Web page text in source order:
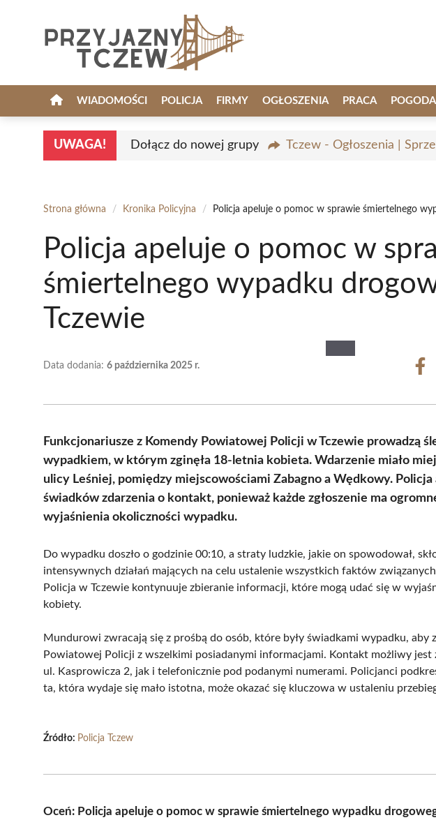
WIADOMOŚCI POLICJA FIRMY OGŁOSZENIA PRACA POGODA
UWAGA! Dołącz do nowej grupy Tczew - Ogłoszenia |
Strona główna / Kronika Policyjna / Policja apeluje o pomoc w sprawie śmiertelnego
Policja apeluje o pomoc w
śmiertelnego wypadku
Tczewie
Data dodania: 6 października 2025 r.
Funkcjonariusze z Komendy Powiatowej Policji w Tczewie prowadzą
wypadkiem, w którym zginęła 18-letnia kobieta. Wdarzenie miało
ulicy Leśniej, pomiędzy miejscowościami Zabagno a Wędkowy.
świadków zdarzenia o kontakt, ponieważ każde zgłoszenie ma
wyjaśnienia okoliczności wypadku.
Do wypadku doszło o godzinie 00:10, a straty ludzkie, jakie on spowodował,
intensywnych działań mających na celu ustalenie wszystkich faktów
Policja w Tczewie kontynuuje zbieranie informacji, które mogą udać się w
kobiety.
Mundurowi zwracają się z prośbą do osób, które były świadkami wypadku, aby
Powiatowej Policji z wszelkimi posiadanymi informacjami. Kontakt możliwy jest
ul. Kasprowicza 2, jak i telefonicznie pod podanymi numerami. Policjanci
ta, która wydaje się mało istotna, może okazać się kluczowa w ustaleniu
Źródło: Policja Tczew
Oceń: Policja apeluje o pomoc w sprawie śmiertelnego wypadku